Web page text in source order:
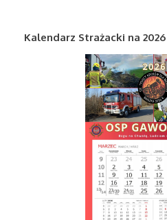
Kalendarz Strażacki na